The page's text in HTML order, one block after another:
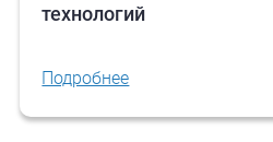
технологий
Подробнее